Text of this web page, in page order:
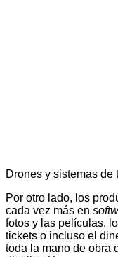
Drones y sistemas de
Por otro lado, los
cada vez más en
fotos y las películas,
tickets o incluso el
toda la mano de obra